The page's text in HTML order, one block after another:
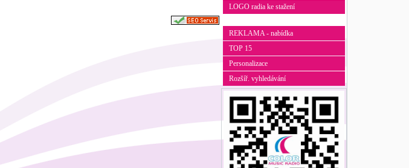
LOGO radia ke stažení
REKLAMA - nabídka
TOP 15
Personalizace
Rozšíř. vyhledávání